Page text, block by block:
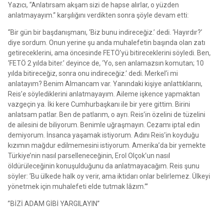
Yazıcı, “Anlatırsam akşam sizi de hapse alırlar, o yüzden
anlatmayayım.” karşılığını verdikten sonra şöyle devam etti:
“Bir gün bir başdanışmanı, ‘Biz bunu indireceğiz.’ dedi. ‘Hayırdır?’
diye sordum. Onun yerine şu anda muhalefetin başında olan zatı
getireceklerini, ama öncesinde FETÖ’yü bitireceklerini söyledi. Ben,
‘FETÖ 2 yılda biter.’ deyince de, ‘Yo, sen anlamazsın komutan; 10
yılda bitireceğiz, sonra onu indireceğiz.’ dedi. Merkel’i mi
anlatayım? Benim Almancam var. Yanındaki kişiye anlattıklarını,
Reis’e söylediklerini anlatmayayım. Aileme işkence yapmaktan
vazgeçin ya. İki kere Cumhurbaşkanı ile bir yere gittim. Birini
anlatsam patlar. Ben de patlarım, o ayrı. Reis’in özelini de tüzelini
de ailesini de biliyorum. Benimle uğraşmayın. Cezamı iptal edin
demiyorum. İnsanca yaşamak istiyorum. Adını Reis’in koyduğu
kızımın mağdur edilmemesini istiyorum. Amerika’da bir yemekte
Türkiye’nin nasıl parselleneceğinin, Erol Olçok’un nasıl
öldürüleceğinin konuşulduğunu da anlatmayacağım. Reis şunu
söyler: ‘Bu ülkede halk oy verir, ama iktidarı onlar belirlemez. Ülkeyi
yönetmek için muhalefeti elde tutmak lâzım.’”
”BİZİ ADAM GİBİ YARGILAYIN”